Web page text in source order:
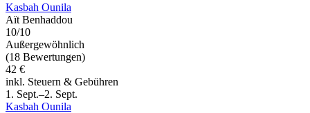
Kasbah Ounila
Aït Benhaddou
10/10
Außergewöhnlich
(18 Bewertungen)
42 €
inkl. Steuern & Gebühren
1. Sept.–2. Sept.
Kasbah Ounila